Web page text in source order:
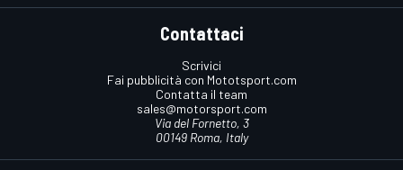
Contattaci
Scrivici
Fai pubblicità con Mototsport.com
Contatta il team
sales@motorsport.com
Via del Fornetto, 3
00149 Roma, Italy